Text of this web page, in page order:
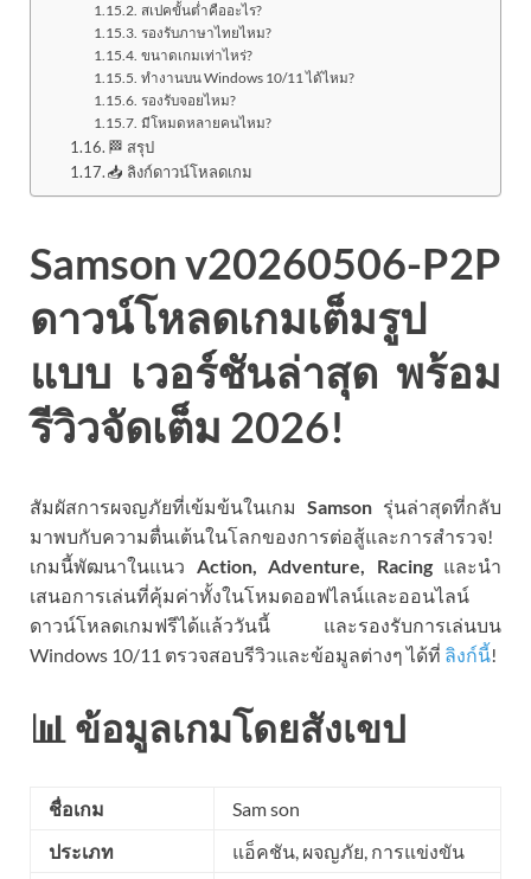
สเปคขั้นต่ำคืออะไร?
รองรับภาษาไทยไหม?
ขนาดเกมเท่าไหร่?
ทำงานบน Windows 10/11 ได้ไหม?
รองรับจอยไหม?
มีโหมดหลายคนไหม?
🏁 สรุป
📥 ลิงก์ดาวน์โหลดเกม
Samson v20260506-P2P
ดาวน์โหลดเกมเต็มรูป
แบบ เวอร์ชันล่าสุด พร้อม
รีวิวจัดเต็ม 2026!
สัมผัสการผจญภัยที่เข้มข้นในเกม Samson รุ่นล่าสุดที่กลับ
มาพบกับความตื่นเต้นในโลกของการต่อสู้และการสำรวจ!
เกมนี้พัฒนาในแนว Action, Adventure, Racingและนำ
เสนอการเล่นที่คุ้มค่าทั้งในโหมดออฟไลน์และออนไลน์
ดาวน์โหลดเกมฟรีได้แล้ววันนี้ และรองรับการเล่นบน
Windows 10/11 ตรวจสอบรีวิวและข้อมูลต่างๆ ได้ที่ ลิงก์นี้!
📊 ข้อมูลเกมโดยสังเขป
ชื่อเกม
Sam son
ประเภท
แอ็คชัน, ผจญภัย, การแข่งขัน